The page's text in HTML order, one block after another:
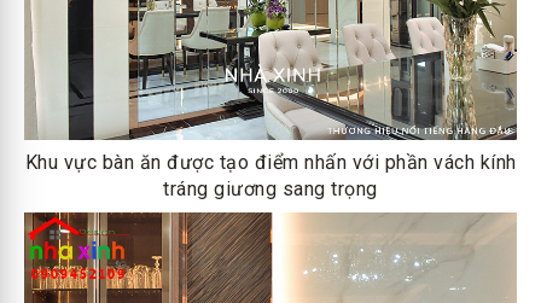
Khu vực bàn ăn được tạo điểm nhấn với phần vách kính
tráng giương sang trọng